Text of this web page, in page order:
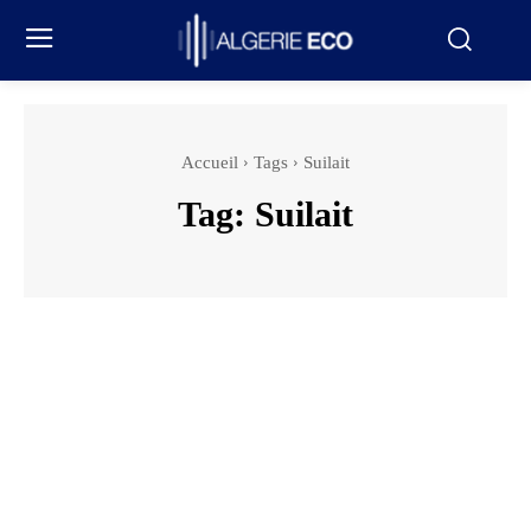
Accueil Tags Suilait
Tag: Suilait